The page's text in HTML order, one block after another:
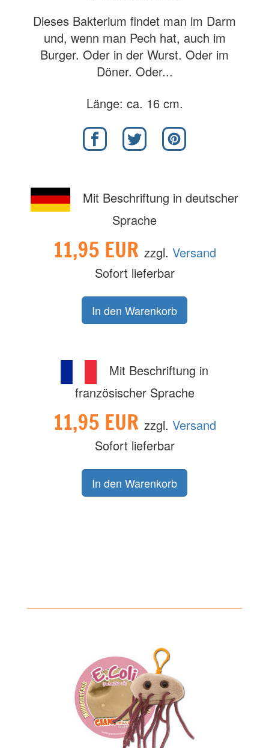
Dieses Bakterium findet man im Darm
und, wenn man Pech hat, auch im
Burger. Oder in der Wurst. Oder im
Döner. Oder...
Länge: ca. 16 cm.
Mit Beschriftung in deutscher
Sprache
11,95 EUR zzgl. Versand
Sofort lieferbar
Mit Beschriftung in
französischer Sprache
11,95 EUR zzgl. Versand
Sofort lieferbar